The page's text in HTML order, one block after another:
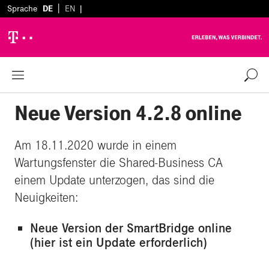
Sprache DE EN |
Neue Version 4.2.8 online
Am 18.11.2020 wurde in einem
Wartungsfenster die Shared-Business CA
einem Update unterzogen, das sind die
Neuigkeiten:
Neue Version der SmartBridge online
(hier ist ein Update erforderlich)